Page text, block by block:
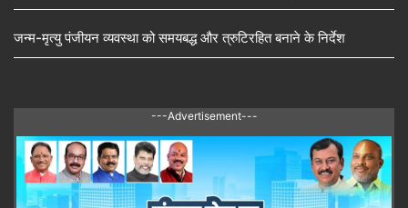
जन्म-मृत्यु पंजीयन व्यवस्था को समयबद्ध और त्रुटिरहित बनाने के निर्देश
---Advertisement---